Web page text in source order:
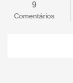
9
Comentários